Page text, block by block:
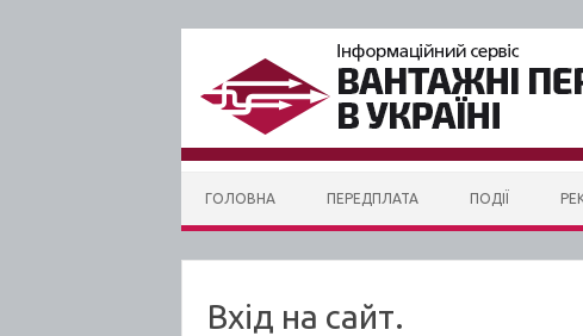
ГОЛОВНА ПЕРЕДПЛАТА ПОДІЇ
Вхід на сайт.